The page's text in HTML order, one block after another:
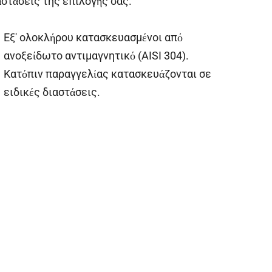
Εξ' ολοκλήρου κατασκευασμένοι από
ανοξείδωτο αντιμαγνητικό (AISI 304).
Κατόπιν παραγγελίας κατασκευάζονται σε
ειδικές διαστάσεις.